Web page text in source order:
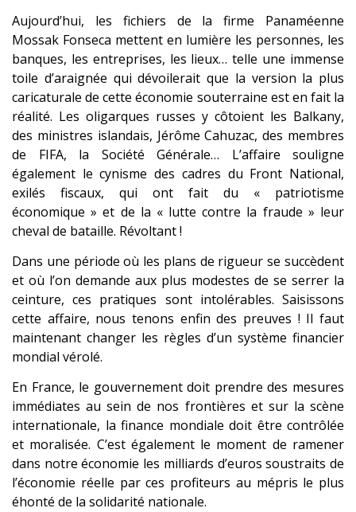
Aujourd’hui, les fichiers de la firme Panaméenne
Mossak Fonseca mettent en lumière les personnes, les
banques, les entreprises, les lieux… telle une immense
toile d’araignée qui dévoilerait que la version la plus
caricaturale de cette économie souterraine est en fait la
réalité. Les oligarques russes y côtoient les Balkany,
des ministres islandais, Jérôme Cahuzac, des membres
de FIFA, la Société Générale… L’affaire souligne
également le cynisme des cadres du Front National,
exilés fiscaux, qui ont fait du « patriotisme
économique » et de la « lutte contre la fraude » leur
cheval de bataille. Révoltant !
Dans une période où les plans de rigueur se succèdent
et où l’on demande aux plus modestes de se serrer la
ceinture, ces pratiques sont intolérables. Saisissons
cette affaire, nous tenons enfin des preuves ! Il faut
maintenant changer les règles d’un système financier
mondial vérolé.
En France, le gouvernement doit prendre des mesures
immédiates au sein de nos frontières et sur la scène
internationale, la finance mondiale doit être contrôlée
et moralisée. C’est également le moment de ramener
dans notre économie les milliards d’euros soustraits de
l’économie réelle par ces profiteurs au mépris le plus
éhonté de la solidarité nationale.